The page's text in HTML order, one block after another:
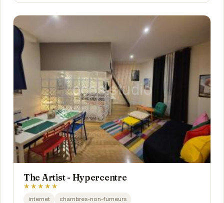
The Artist - Hypercentre
★★★★★
internet chambres-non-fumeurs